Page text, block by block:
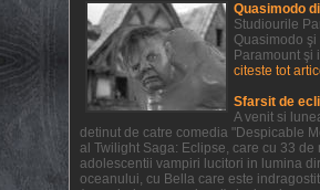
Quasimodo
Studiourile
Quasimodo
Paramount şi
citeste tot
Sfarsit de
A venit si
detinut de catre comedia "Despicable
al Twilight Saga: Eclipse, care cu 33
adolescentii vampiri lucitori in lumina
oceanului, cu Bella care este